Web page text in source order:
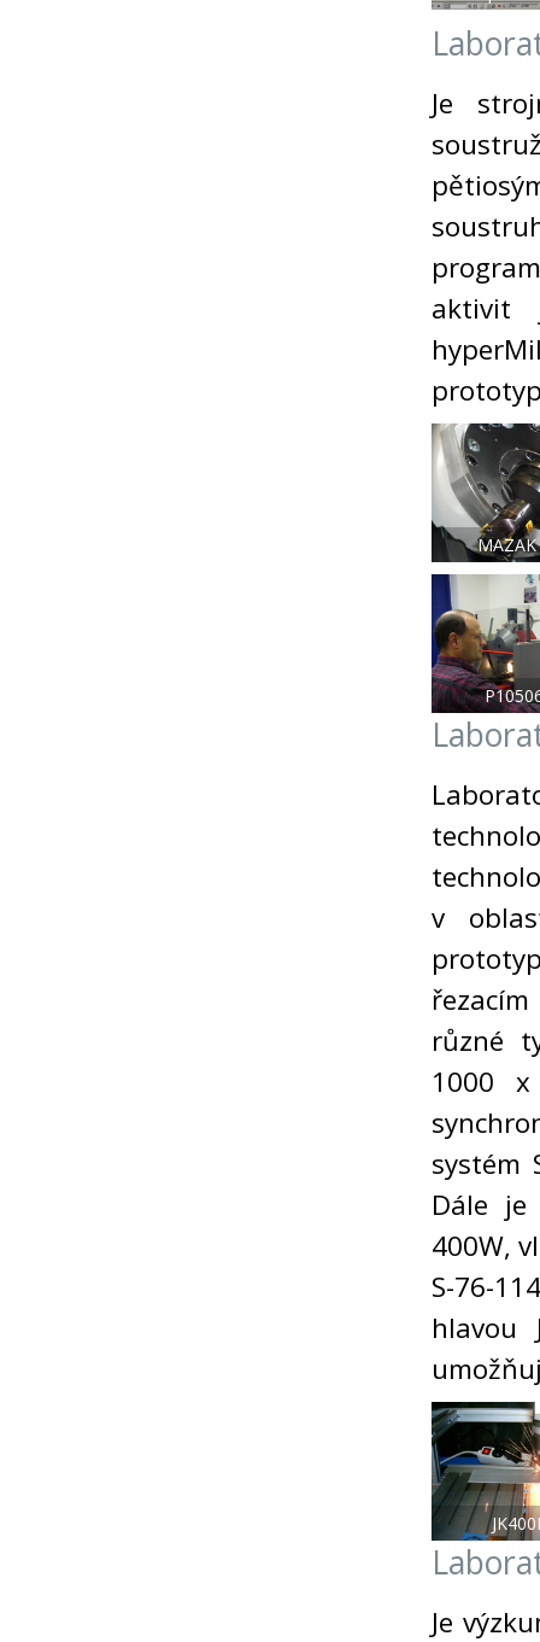
Je
aktivit
v
různé
1000
systém
Dále je
400W,
S-76-
hlavou
Je